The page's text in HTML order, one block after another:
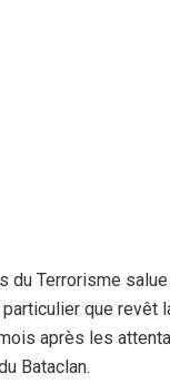
du Terrorisme
que revêt
après les
Bataclan.